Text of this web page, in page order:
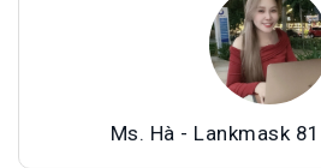
Ms. Hà - Lankmask